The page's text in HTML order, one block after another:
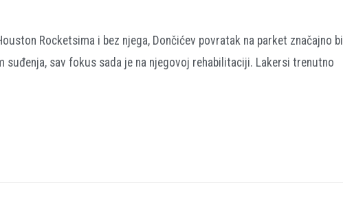
Rocketsima i bez njega, Dončićev povratak na parket značajno bi
sav fokus sada je na njegovoj rehabilitaciji. Lakersi trenutno